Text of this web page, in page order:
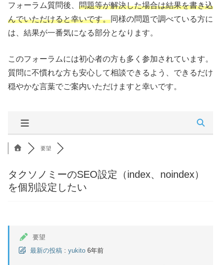
フォーラム質問後、 問題等が解決した場合は結果を書き込
んでいただけると幸いです。同様の問題で調べている方に
は、結果が一番気になる部分となります。
このフォーラムには初心者の方も多く参加されています。
質問に不慣れな方も安心して相談できるよう、できるだけ
穏やかな言葉でご案内いただけますと幸いです。
要望
タクソノミーのSEO設定（index、noindex）
を個別設定したい
要望
最新の投稿 : yukito 6年前